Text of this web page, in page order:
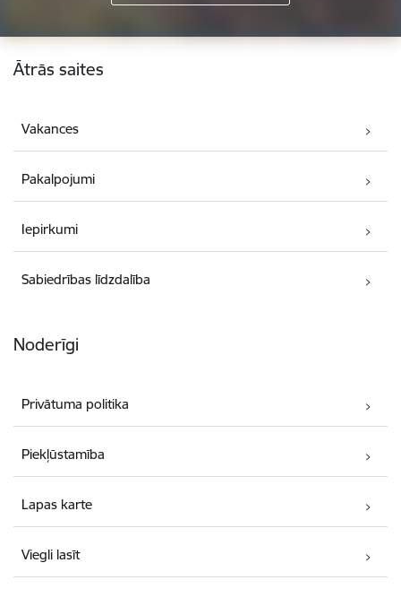
Kājene
Ātrās saites
Vakances
Pakalpojumi
Iepirkumi
Sabiedrības līdzdalība
Noderīgi
Privātuma politika
Piekļūstamība
Lapas karte
Viegli lasīt